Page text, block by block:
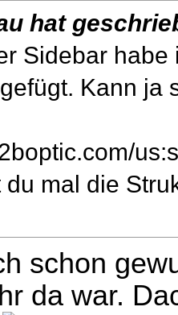
hat
Sidebar
Kann ja
du mal die
schon
da war.